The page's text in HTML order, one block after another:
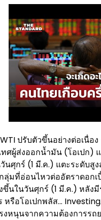
ปรับตัวขึ้นอย่างต่อเนื่อ
ทศผู้ส่งออกน้ำมัน (โอเปก
นศุกร์ (1 มี.ค.) แตะระดับ
มที่อ่อนไหวต่ออัตราดอก
นในวันศุกร์ (1 มี.ค.) หลัง
รือโอเปกพลัส…
หนุนจากความต้องการร